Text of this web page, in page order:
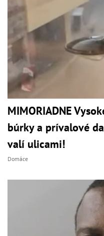
MIMORIADNE
búrky a prívalové
valí ulicami!
Domáce